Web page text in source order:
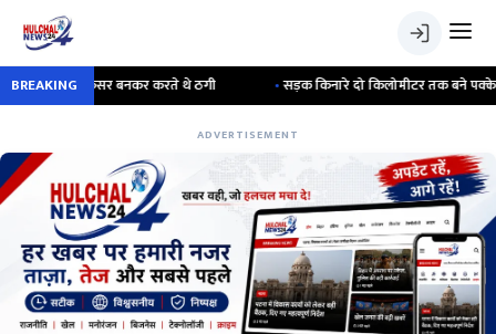
BREAKING
अफसर बनकर करते थे ठगी •सड़क किनारे दो किलोमीटर तक बने पक्के निर्माण पर
ADVERTISEMENT